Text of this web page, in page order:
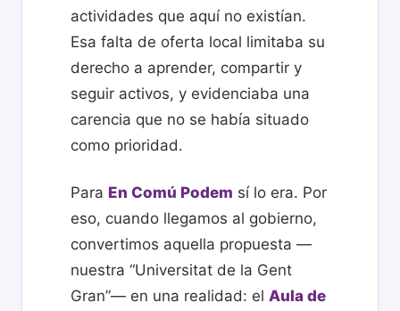
actividades que aquí no existían.
Esa falta de oferta local limitaba su
derecho a aprender, compartir y
seguir activos, y evidenciaba una
carencia que no se había situado
como prioridad.
Para En Comú Podem sí lo era. Por
eso, cuando llegamos al gobierno,
convertimos aquella propuesta —
nuestra “Universitat de la Gent
Gran”— en una realidad: el Aula de